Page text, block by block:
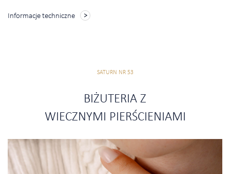
Informacje techniczne
SATURN NR 53
BIŻUTERIA Z
WIECZNYMI PIERŚCIENIAMI